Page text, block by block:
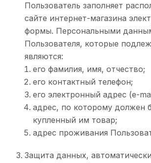
Пользователь заполняет
сайте интернет-магазина
формы. Персональными
Пользователя, которые
являются:
его фамилия, имя, отчество;
его контактный телефон;
его электронный адрес (e-
адрес, по которому должен
купленный им товар;
адрес проживания
Защита данных, автоматически